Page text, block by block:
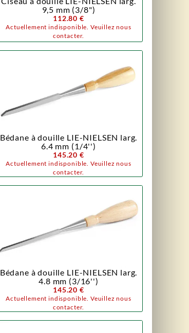
9,5 mm (3/8")
112.80 €
Actuellement indisponible. Veuillez nous
contacter.
Bédane à douille LIE-NIELSEN larg.
6.4 mm (1/4'')
145.20 €
Actuellement indisponible. Veuillez nous
contacter.
Bédane à douille LIE-NIELSEN larg.
4.8 mm (3/16'')
145.20 €
Actuellement indisponible. Veuillez nous
contacter.